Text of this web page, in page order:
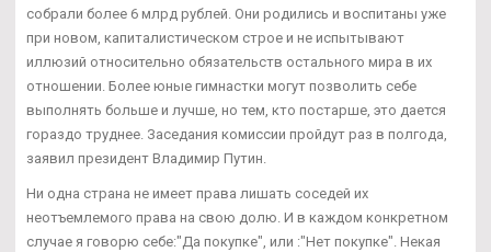
собрали более 6 млрд рублей. Они родились и воспитаны уже
при новом, капиталистическом строе и не испытывают
иллюзий относительно обязательств остального мира в их
отношении. Более юные гимнастки могут позволить себе
выполнять больше и лучше, но тем, кто постарше, это дается
гораздо труднее. Заседания комиссии пройдут раз в полгода,
заявил президент Владимир Путин.
Ни одна страна не имеет права лишать соседей их
неотъемлемого права на свою долю. И в каждом конкретном
случае я говорю себе:"Да покупке", или :"Нет покупке". Некая